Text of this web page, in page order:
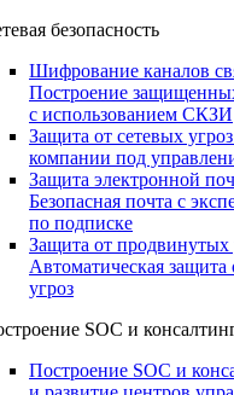
безопасность
Шифрование каналов
Построение
с использованием СКЗИ
Защита от сетевых
компании под
Защита электронной
Безопасная почта с
по подписке
Защита от продвинутых
Автоматическая
угроз
SOC и
Построение SOC и